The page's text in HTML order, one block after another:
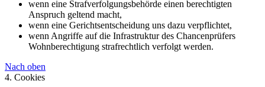
wenn eine Strafverfolgungsbehörde einen berechtigten
Anspruch geltend macht,
wenn eine Gerichtsentscheidung uns dazu verpflichtet,
wenn Angriffe auf die Infrastruktur des Chancenprüfers
Wohnberechtigung strafrechtlich verfolgt werden.
Nach oben
4. Cookies